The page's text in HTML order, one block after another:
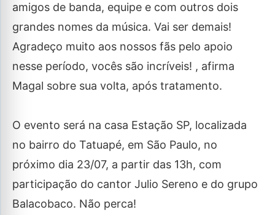
amigos de banda, equipe e com outros dois
grandes nomes da música. Vai ser demais!
Agradeço muito aos nossos fãs pelo apoio
nesse período, vocês são incríveis! , afirma
Magal sobre sua volta, após tratamento.
O evento será na casa Estação SP, localizada
no bairro do Tatuapé, em São Paulo, no
próximo dia 23/07, a partir das 13h, com
participação do cantor Julio Sereno e do grupo
Balacobaco. Não perca!